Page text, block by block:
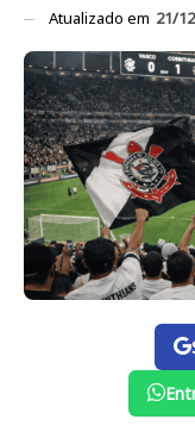
Atualizado em 21/